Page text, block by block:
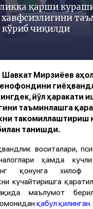
қарши
хавфсизлигини
кўриб чиқилди
Мирзиёев
йўл ҳаракати
таъминлашга
такомиллаштириш
танишди.
воситалари,
ҳамда
қонунга хилоф
кучайтиришга
маълумот
қабул қилинган.